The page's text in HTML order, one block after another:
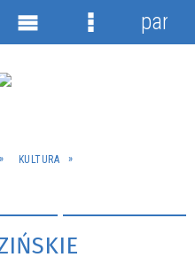
KULTURA
Menu
Menu
panel